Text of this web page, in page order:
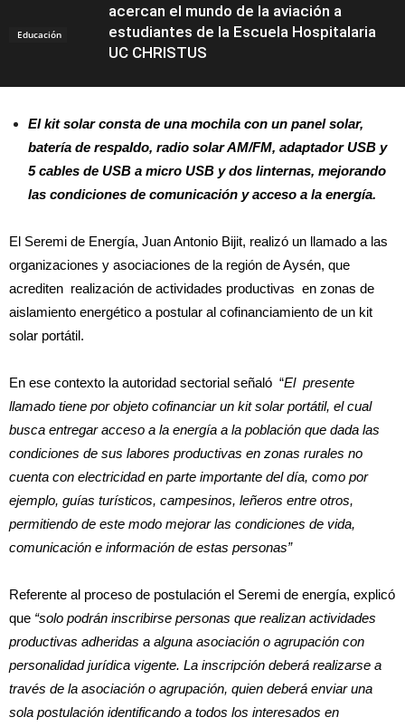
Educación
acercan el mundo de la aviación a
estudiantes de la Escuela Hospitalaria
UC CHRISTUS
El kit solar consta de una mochila con un panel solar,
batería de respaldo, radio solar AM/FM, adaptador USB y
5 cables de USB a micro USB y dos linternas, mejorando
las condiciones de comunicación y acceso a la energía.
El Seremi de Energía, Juan Antonio Bijit, realizó un llamado a las
organizaciones y asociaciones de la región de Aysén, que
acrediten realización de actividades productivas en zonas de
aislamiento energético a postular al cofinanciamiento de un kit
solar portátil.
En ese contexto la autoridad sectorial señaló “El presente
llamado tiene por objeto cofinanciar un kit solar portátil, el cual
busca entregar acceso a la energía a la población que dada las
condiciones de sus labores productivas en zonas rurales no
cuenta con electricidad en parte importante del día, como por
ejemplo, guías turísticos, campesinos, leñeros entre otros,
permitiendo de este modo mejorar las condiciones de vida,
comunicación e información de estas personas”
Referente al proceso de postulación el Seremi de energía, explicó
que “solo podrán inscribirse personas que realizan actividades
productivas adheridas a alguna asociación o agrupación con
personalidad jurídica vigente. La inscripción deberá realizarse a
través de la asociación o agrupación, quien deberá enviar una
sola postulación identificando a todos los interesados en